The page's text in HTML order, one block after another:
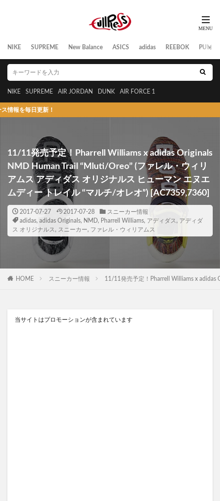
NIKE SUPREME New Balance ASICS adidas REEBOK PUMA
NIKE SUPREME AIR JORDAN DUNK AIR FORCE 1
新！
11/11発売予定！Pharrell Williams x adidas Originals
NMD Human Trail “Mluti/Oreo” (ファレル・ウィリ
アムス アディダス オリジナルス ヒューマン エヌエ
ムディー トレイル “マルチ/オレオ”) [AC7359,7360]
2017-07-27 2017-07-28
スニーカー情報
adidas, adidas Originals, NMD, Pharrell Williams, アディダス , アディダ
ス オリジナルス , スニーカー, ファレル・ウィリアムス
HOME スニーカー情報 11/11発売予定！Pharrell Williams x adidas
当サイトはプロモーションが含まれています